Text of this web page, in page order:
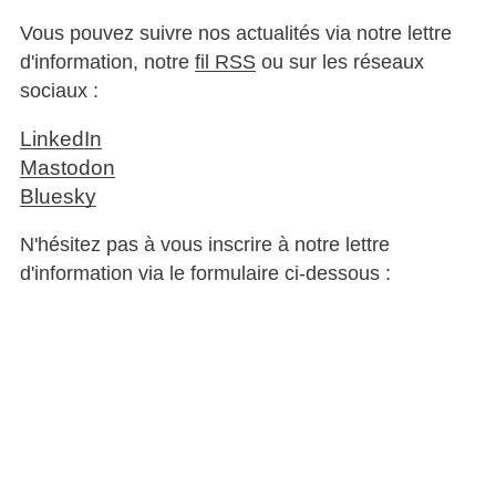
Vous pouvez suivre nos actualités via notre lettre
d'information, notre fil RSSou sur les réseaux
sociaux :
LinkedIn
Mastodon
Bluesky
N'hésitez pas à vous inscrire à notre lettre
d'information via le formulaire ci-dessous :